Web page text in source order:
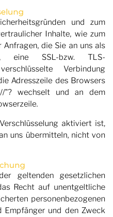
und zum
Inhalte, wie zum
die Sie an uns als
eine SSL-bzw. TLS-
Verbindung
Adresszeile des Browsers
"? wechselt und an dem
aktiviert ist,
uns übermitteln, nicht von
geltenden gesetzlichen
Recht auf unentgeltliche
personenbezogenen
Empfänger und den Zweck